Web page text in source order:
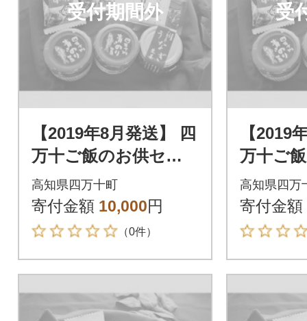
受付期間外
【2019年8月発送】 四
万十ご飯のお供セッ
ト Ess-01
高知県四万十町
寄付金額 10,000円
（0件）
受
【2019
万十ご
ト
高知県四万
寄付金額